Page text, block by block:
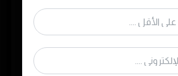
والعربي لتستمتع به في أي